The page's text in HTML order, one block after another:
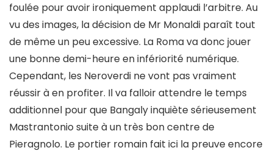
foulée pour avoir ironiquement applaudi l’arbitre. Au
vu des images, la décision de Mr Monaldi paraît tout
de même un peu excessive. La Roma va donc jouer
une bonne demi-heure en infériorité numérique.
Cependant, les Neroverdi ne vont pas vraiment
réussir à en profiter. Il va falloir attendre le temps
additionnel pour que Bangaly inquiète sérieusement
Mastrantonio suite à un très bon centre de
Pieragnolo. Le portier romain fait ici la preuve encore